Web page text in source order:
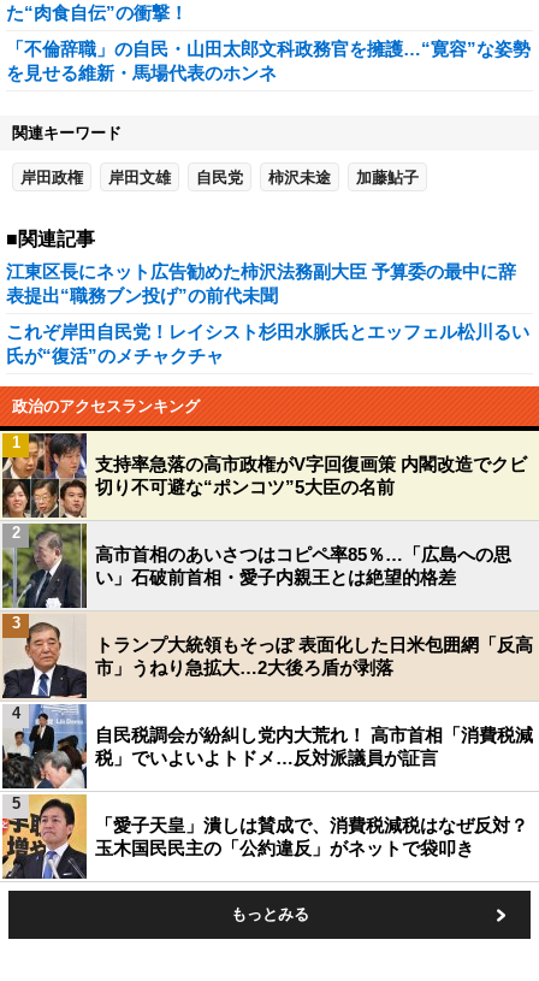
た“肉食自伝”の衝撃！
「不倫辞職」の自民・山田太郎文科政務官を擁護…“寛容”な姿勢
を見せる維新・馬場代表のホンネ
関連キーワード
岸田政権 岸田文雄 自民党 柿沢未途 加藤鮎子
■関連記事
江東区長にネット広告勧めた柿沢法務副大臣 予算委の最中に辞
表提出“職務ブン投げ”の前代未聞
これぞ岸田自民党！レイシスト杉田水脈氏とエッフェル松川るい
氏が“復活”のメチャクチャ
政治のアクセスランキング
支持率急落の高市政権がV字回復画策 内閣改造でクビ
切り不可避な“ポンコツ”5大臣の名前
1
高市首相のあいさつはコピペ率85％…「広島への思
い」石破前首相・愛子内親王とは絶望的格差
2
トランプ大統領もそっぽ 表面化した日米包囲網「反高
市」うねり急拡大…2大後ろ盾が剥落
3
自民税調会が紛糾し党内大荒れ！ 高市首相「消費税減
税」でいよいよトドメ…反対派議員が証言
4
「愛子天皇」潰しは賛成で、消費税減税はなぜ反対？
玉木国民民主の「公約違反」がネットで袋叩き
5
もっとみる